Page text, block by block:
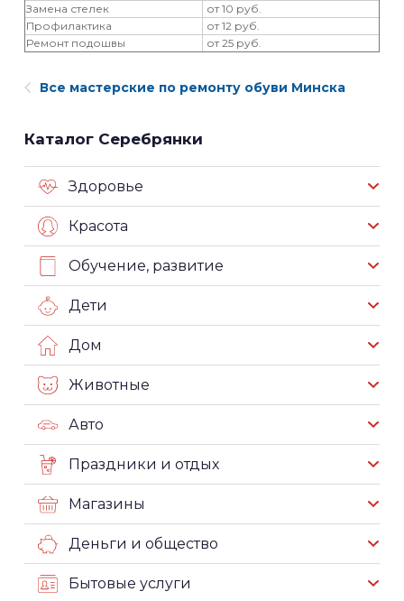
Замена стелек
от 10 руб.
Профилактика
от 12 руб.
Ремонт подошвы
от 25 руб.
Все мастерские по ремонту обуви Минска
Каталог Серебрянки
Здоровье
Красота
Обучение, развитие
Дети
Дом
Животные
Авто
Праздники и отдых
Магазины
Деньги и общество
Бытовые услуги